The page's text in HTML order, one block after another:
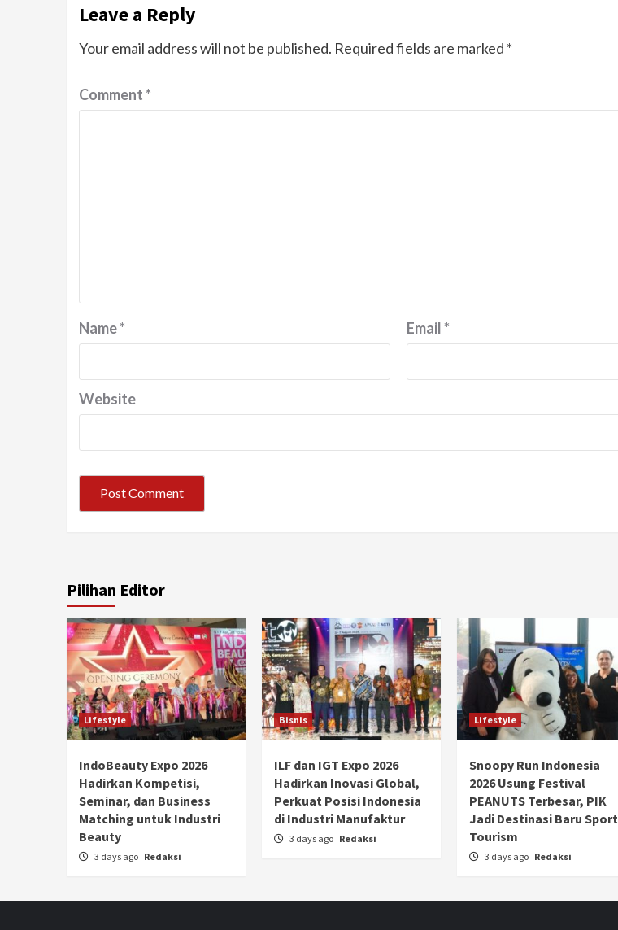
Leave a Reply
Your email address will not be published. Required fields are marked *
Comment*
Name* Email*
Website
Pilihan Editor
Lifestyle
IndoBeauty Expo 2026
Hadirkan Kompetisi,
Seminar, dan Business
Matching untuk Industri
Beauty
3 days ago Redaksi
Bisnis
ILF dan IGT Expo 2026
Hadirkan Inovasi Global,
Perkuat Posisi Indonesia
di Industri Manufaktur
3 days ago Redaksi
Lifestyle
Snoopy Run Indonesia
2026 Usung Festival
PEANUTS Terbesar, PIK
Jadi Destinasi Baru Sport
Tourism
3 days ago Redaksi